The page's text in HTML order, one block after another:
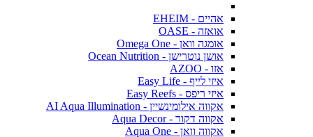
אהיים - EHEIM
אואזה - OASE
אומגה וואן - Omega One
אושן נוטרישן - Ocean Nutrition
אזו - AZOO
איזי לייף - Easy Life
איזי ריפס - Easy Reefs
אקווה אילומינשיין - AI Aqua Illumination
אקווה דקור - Aqua Decor
אקווה וואן - Aqua One